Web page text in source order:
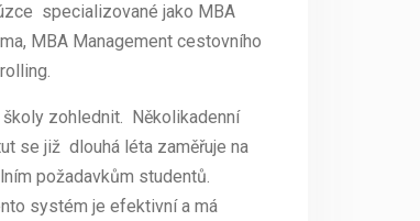
specializované jako MBA
MBA Management cestovního
zohlednit. Několikadenní
se již dlouhá léta zaměřuje na
požadavkům studentů.
systém je efektivní a má